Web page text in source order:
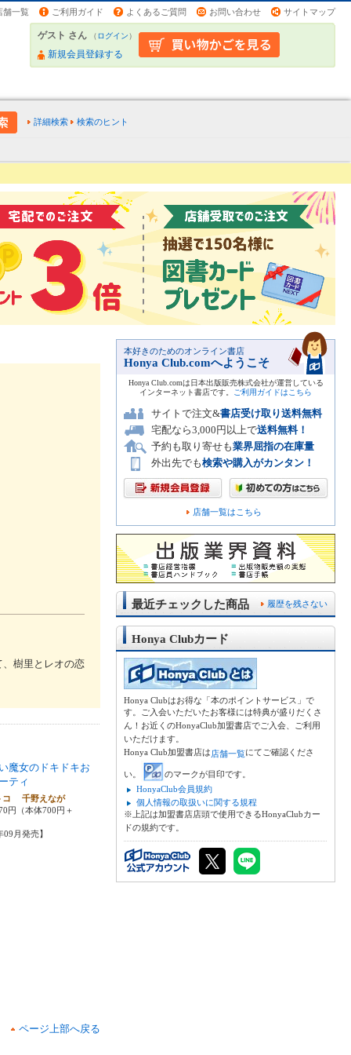
舗一覧 ご利用ガイド よくあるご質問 お問い合わせ サイトマップ
ゲスト さん （ログイン）
新規会員登録する
詳細検索 検索のヒント
樹里とレオの恋
魔女のドキドキお
ティ
コ 千野えなが
円（本体700円＋
09月発売】
ページ上部へ戻る
本好きのためのオンライン書店
Honya Club.comへようこそ
Honya Club.comは日本出版販売株式会社が運営している
インターネット書店です。
ご利用ガイドはこちら
サイトで注文&書店受け取り送料無料
宅配なら3,000円以上で送料無料！
予約も取り寄せも業界屈指の在庫量
外出先でも検索や購入がカンタン！
店舗一覧はこちら
履歴を残さない
最近チェックした商品
Honya Clubカード
Honya Clubはお得な「本のポイントサービス」で
す。ご入会いただいたお客様には特典が盛りだくさ
ん！お近くのHonyaClub加盟書店でご入会、ご利用
いただけます。
Honya Club加盟書店は店舗一覧にてご確認くださ
い。
のマークが目印です。
HonyaClub会員規約
個人情報の取扱いに関する規程
※上記は加盟書店店頭で使用できるHonyaClubカー
ドの規約です。